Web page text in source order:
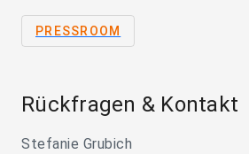
PRESSROOM
Rückfragen & Kontakt
Stefanie Grubich